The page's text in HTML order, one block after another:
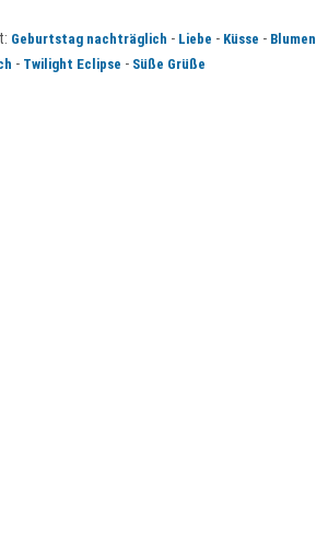
Geburtstag nachträglich - Liebe - Küsse - Blumen
- Twilight Eclipse - Süße Grüße